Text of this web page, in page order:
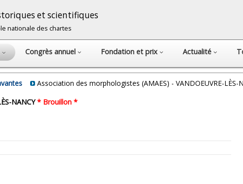
et scientifiques
nationale des chartes
Congrès annuel Fondation et prix Actualité
Association des morphologistes (AMAES) - VANDOEUVRE-LÈS-
NANCY* Brouillon *